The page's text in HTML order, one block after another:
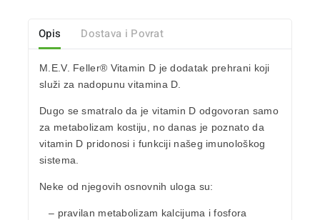
Opis Dostava i Povrat
M.E.V. Feller® Vitamin D je dodatak prehrani koji
služi za nadopunu vitamina D.
Dugo se smatralo da je vitamin D odgovoran samo
za metabolizam kostiju, no danas je poznato da
vitamin D pridonosi i funkciji našeg imunološkog
sistema.
Neke od njegovih osnovnih uloga su:
– pravilan metabolizam kalcijuma i fosfora